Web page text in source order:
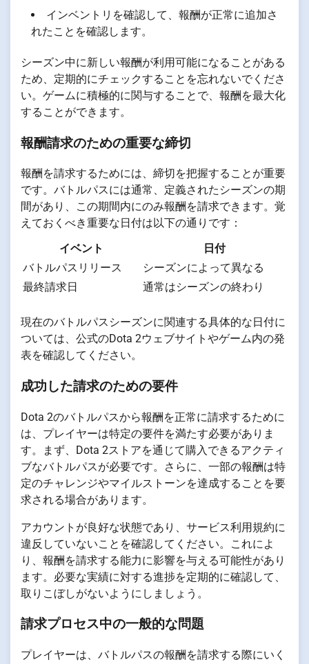
インベントリを確認して、報酬が正常に追加さ
れたことを確認します。
シーズン中に新しい報酬が利用可能になることがある
ため、定期的にチェックすることを忘れないでくださ
い。ゲームに積極的に関与することで、報酬を最大化
することができます。
報酬請求のための重要な締切
報酬を請求するためには、締切を把握することが重要
です。バトルパスには通常、定義されたシーズンの期
間があり、この期間内にのみ報酬を請求できます。覚
えておくべき重要な日付は以下の通りです：
イベント
日付
バトルパスリリース
シーズンによって異なる
最終請求日
通常はシーズンの終わり
現在のバトルパスシーズンに関連する具体的な日付に
ついては、公式のDota 2ウェブサイトやゲーム内の発
表を確認してください。
成功した請求のための要件
Dota 2のバトルパスから報酬を正常に請求するために
は、プレイヤーは特定の要件を満たす必要がありま
す。まず、Dota 2ストアを通じて購入できるアクティ
ブなバトルパスが必要です。さらに、一部の報酬は特
定のチャレンジやマイルストーンを達成することを要
求される場合があります。
アカウントが良好な状態であり、サービス利用規約に
違反していないことを確認してください。これによ
り、報酬を請求する能力に影響を与える可能性があり
ます。必要な実績に対する進捗を定期的に確認して、
取りこぼしがないようにしましょう。
請求プロセス中の一般的な問題
プレイヤーは、バトルパスの報酬を請求する際にいく